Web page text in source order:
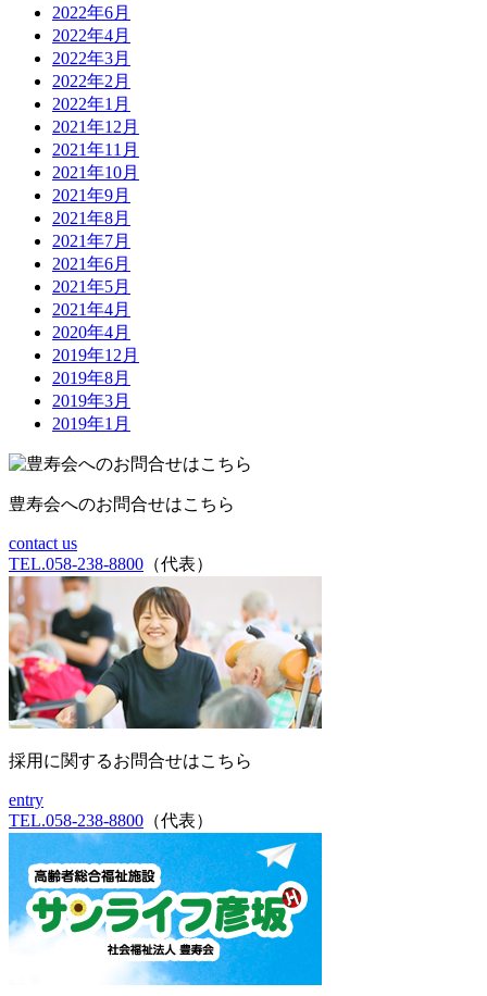
2022年6月
2022年4月
2022年3月
2022年2月
2022年1月
2021年12月
2021年11月
2021年10月
2021年9月
2021年8月
2021年7月
2021年6月
2021年5月
2021年4月
2020年4月
2019年12月
2019年8月
2019年3月
2019年1月
豊寿会へのお問合せはこちら
contact us
TEL.058-238-8800 （代表）
採用に関するお問合せはこちら
entry
TEL.058-238-8800 （代表）